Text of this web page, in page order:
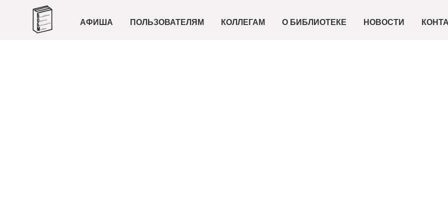
АФИША ПОЛЬЗОВАТЕЛЯМ КОЛЛЕГАМ О БИБЛИОТЕКЕ НОВОСТИ